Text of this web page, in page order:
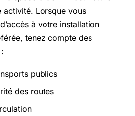
activité. Lorsque vous
à votre installation
tenez compte des
publics
des routes